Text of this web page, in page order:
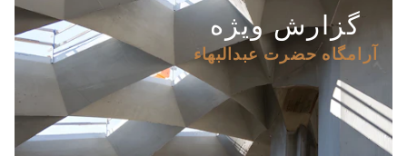
گزارش ویژه
آرامگاه حضرت عبدالبهاء